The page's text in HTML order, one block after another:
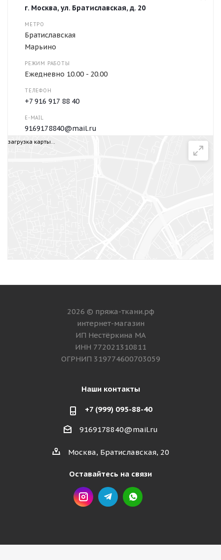
г. Москва, ул. Братиславская, д. 20
МЕТРО
Братиславская
Марьино
РЕЖИМ РАБОТЫ
Ежедневно 10.00 - 20.00
ТЕЛЕФОН
+7 916 917 88 40
E-MAIL
9169178840@mail.ru
загрузка карты...
2026 © пряжа-ткани.рф
интернет-магазин
ИП Нестёркина МА
ИНН 772021310811
ОГРНИП 319774600703059
Наши контакты
+7 (999) 095-88-40
9169178840@mail.ru
Москва, Братиславская, 20
Оставайтесь на связи